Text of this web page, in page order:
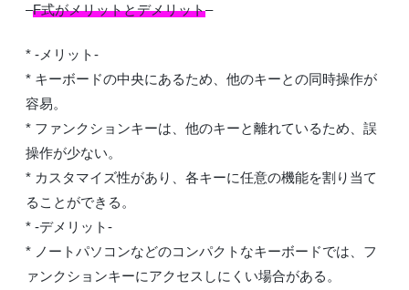
–F式がメリットとデメリット–
* -メリット-
* キーボードの中央にあるため、他のキーとの同時操作が
容易。
* ファンクションキーは、他のキーと離れているため、誤
操作が少ない。
* カスタマイズ性があり、各キーに任意の機能を割り当て
ることができる。
* -デメリット-
* ノートパソコンなどのコンパクトなキーボードでは、フ
ァンクションキーにアクセスしにくい場合がある。